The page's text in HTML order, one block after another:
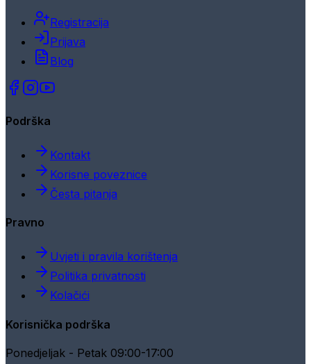
Registracija
Prijava
Blog
Podrška
Kontakt
Korisne poveznice
Česta pitanja
Pravno
Uvjeti i pravila korištenja
Politika privatnosti
Kolačići
Korisnička podrška
Ponedjeljak - Petak 09:00-17:00